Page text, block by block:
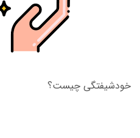
خودشیفتگی چیست؟